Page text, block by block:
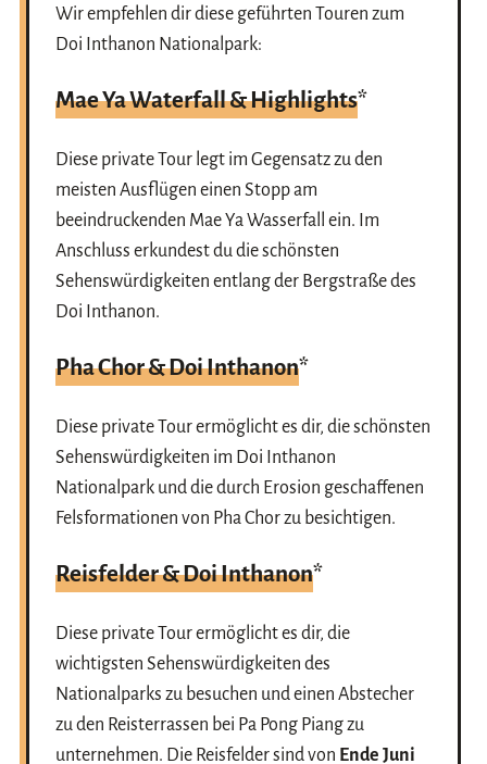
Wir empfehlen dir diese geführten Touren zum
Doi Inthanon Nationalpark:
Mae Ya Waterfall & Highlights*
Diese private Tour legt im Gegensatz zu den
meisten Ausflügen einen Stopp am
beeindruckenden Mae Ya Wasserfall ein. Im
Anschluss erkundest du die schönsten
Sehenswürdigkeiten entlang der Bergstraße des
Doi Inthanon.
Pha Chor & Doi Inthanon*
Diese private Tour ermöglicht es dir, die schönsten
Sehenswürdigkeiten im Doi Inthanon
Nationalpark und die durch Erosion geschaffenen
Felsformationen von Pha Chor zu besichtigen.
Reisfelder & Doi Inthanon*
Diese private Tour ermöglicht es dir, die
wichtigsten Sehenswürdigkeiten des
Nationalparks zu besuchen und einen Abstecher
zu den Reisterrassen bei Pa Pong Piang zu
unternehmen. Die Reisfelder sind von Ende Juni